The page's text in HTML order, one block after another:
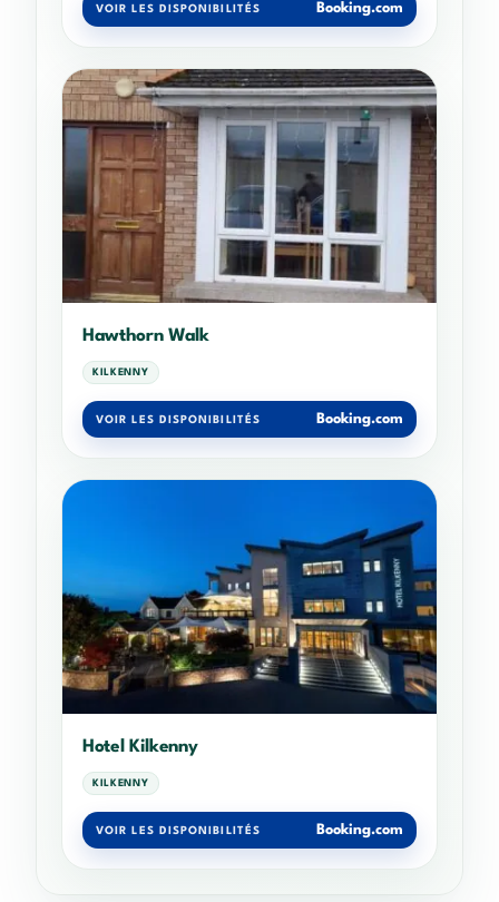
VOIR LES DISPONIBILITÉS Booking.com
Hawthorn Walk
KILKENNY
VOIR LES DISPONIBILITÉS Booking.com
Hotel Kilkenny
KILKENNY
VOIR LES DISPONIBILITÉS Booking.com